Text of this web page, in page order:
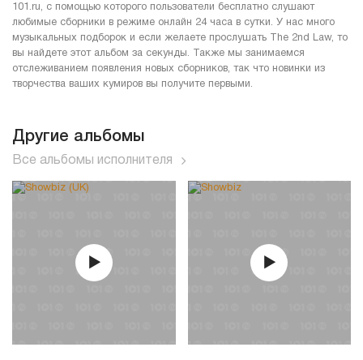
101.ru, с помощью которого пользователи бесплатно слушают
любимые сборники в режиме онлайн 24 часа в сутки. У нас много
музыкальных подборок и если желаете прослушать The 2nd Law, то
вы найдете этот альбом за секунды. Также мы занимаемся
отслеживанием появления новых сборников, так что новинки из
творчества ваших кумиров вы получите первыми.
Другие альбомы
Все альбомы исполнителя